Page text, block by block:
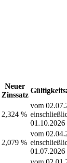
Neuer
Zinssatz
2,324 %
vom
01.10.2026
2,079 %
vom
01.07.2026